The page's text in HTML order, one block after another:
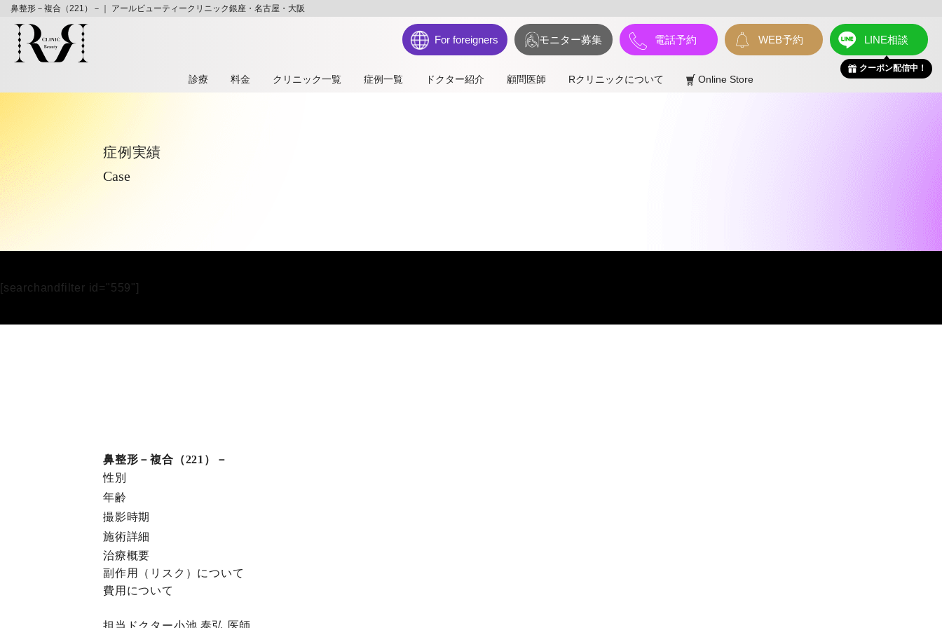
鼻整形－複合（221）－｜ アールビューティークリニック銀座・名古屋・大阪
For foreigners モニター募集 電話予約 WEB予約 LINE相談
クーポン配信中！
診療 料⾦ クリニック一覧 症例一覧 ドクター紹介 顧問医師 Rクリニックについて Online Store
症例実績
Case
[searchandfilter id="559"]
鼻整形－複合（221）－
性別
年齢
撮影時期
施術詳細
治療概要
副作⽤（リスク）について
費⽤について
担当ドクター小池 泰弘 医師